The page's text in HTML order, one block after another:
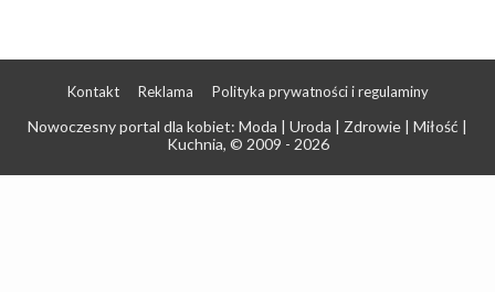
Kontakt Reklama Polityka prywatności i regulaminy
Nowoczesny portal dla kobiet: Moda | Uroda | Zdrowie | Miłość |
Kuchnia, © 2009 - 2026